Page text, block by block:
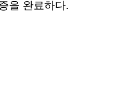
을 완료하다.